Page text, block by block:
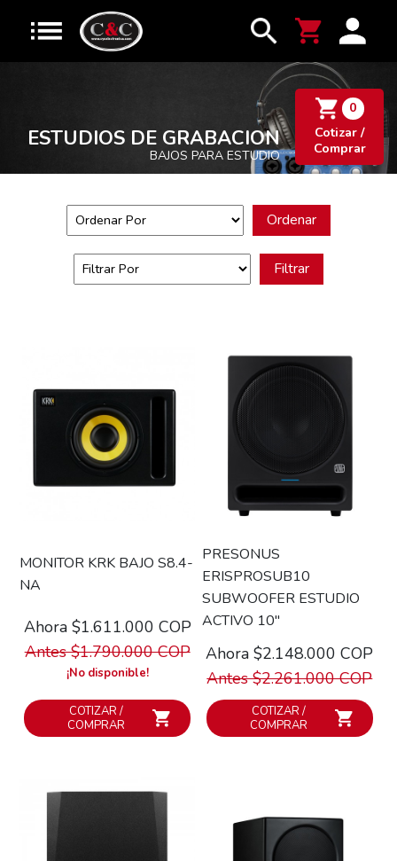
0
Cotizar /
Comprar
ESTUDIOS DE GRABACION
BAJOS PARA ESTUDIO
Ordenar
Filtrar
MONITOR KRK BAJO S8.4-
NA
Ahora $1.611.000 COP
Antes $1.790.000 COP
¡No disponible!
COTIZAR /
COMPRAR
PRESONUS
ERISPROSUB10
SUBWOOFER ESTUDIO
ACTIVO 10''
Ahora $2.148.000 COP
Antes $2.261.000 COP
COTIZAR /
COMPRAR